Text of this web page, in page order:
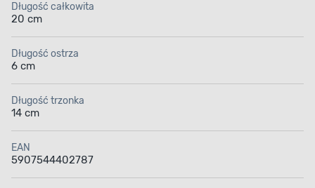
Długość całkowita
20 cm
Długość ostrza
6 cm
Długość trzonka
14 cm
EAN
5907544402787